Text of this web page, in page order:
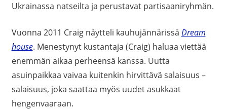
Ukrainassa natseilta ja perustavat partisaaniryhmän.
Vuonna 2011 Craig näytteli kauhujännärissä Dream
house. Menestynyt kustantaja (Craig) haluaa viettää
enemmän aikaa perheensä kanssa. Uutta
asuinpaikkaa vaivaa kuitenkin hirvittävä salaisuus –
salaisuus, joka saattaa myös uudet asukkaat
hengenvaaraan.